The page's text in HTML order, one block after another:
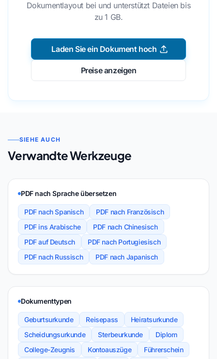
Dokumentlayout bei und unterstützt Dateien bis
zu 1 GB.
Laden Sie ein Dokument hoch
Preise anzeigen
SIEHE AUCH
Verwandte Werkzeuge
PDF nach Sprache übersetzen
PDF nach Spanisch
PDF nach Französisch
PDF ins Arabische
PDF nach Chinesisch
PDF auf Deutsch
PDF nach Portugiesisch
PDF nach Russisch
PDF nach Japanisch
Dokumenttypen
Geburtsurkunde Reisepass
Heiratsurkunde
Scheidungsurkunde
Sterbeurkunde
Diplom
College-Zeugnis
Kontoauszüge
Führerschein